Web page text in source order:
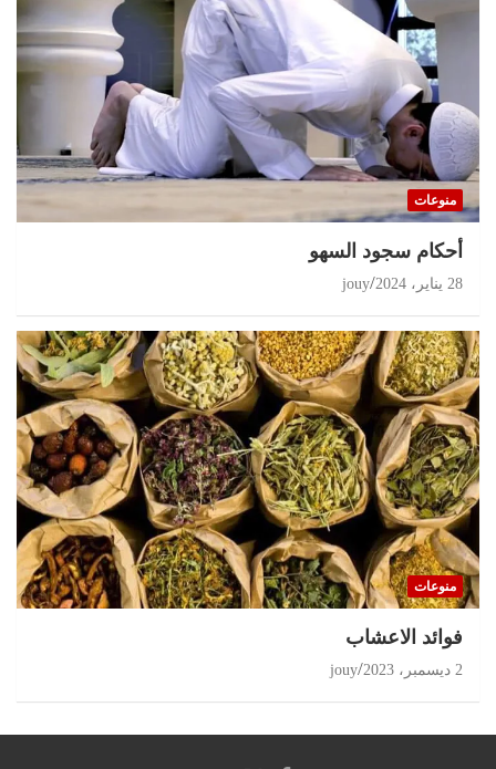
منوعات
أحكام سجود السهو
28 يناير، 2024 jouy
منوعات
‏فوائد الاعشاب
2 ديسمبر، 2023 jouy